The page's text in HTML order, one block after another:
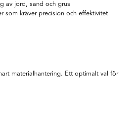
av jord, sand och grus
som kräver precision och effektivitet
materialhantering. Ett optimalt val för